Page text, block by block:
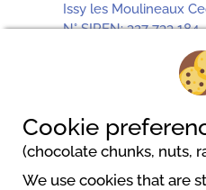
Issy les Moulineaux
N° SIREN: 327 733 184
Teléfono: 01 57 75 10
Camping
Cookie
(chocolate chunks, nuts,
We use cookies that are